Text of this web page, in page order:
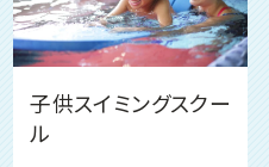
子供スイミングスクー
ル